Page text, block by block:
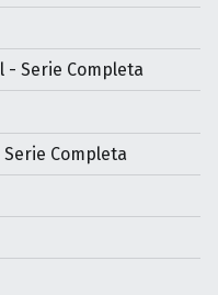
- Serie Completa
Completa